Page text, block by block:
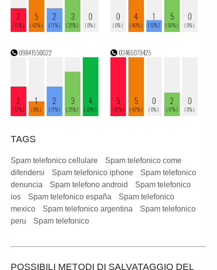
TAGS
Spam telefonico cellulare
Spam telefonico come
difendersi
Spam telefonico iphone
Spam telefonico
denuncia
Spam telefono android
Spam telefonico
ios
Spam telefonico españa
Spam telefonico
mexico
Spam telefonico argentina
Spam telefonico
peru
Spam telefonico
POSSIBILI METODI DI SALVATAGGIO DEL